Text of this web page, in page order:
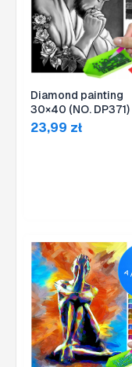
Diamond painting
30×40 (NO. DP371)
23,99 zł